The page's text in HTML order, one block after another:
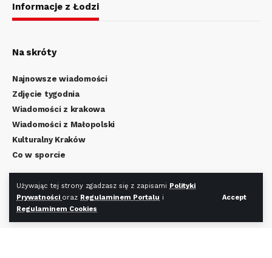
Używając tej strony zgadzasz się z zapisami Polityki
Prywatności oraz Regulaminem Portalu i
Regulaminem Cookies
Accept
Informacje z Łodzi
Na skróty
Najnowsze wiadomości
Zdjęcie tygodnia
Wiadomości z krakowa
Wiadomości z Małopolski
Kulturalny Kraków
Co w sporcie
Regulamin Portalu
Polityka Prywatności
Regulamin Cookies